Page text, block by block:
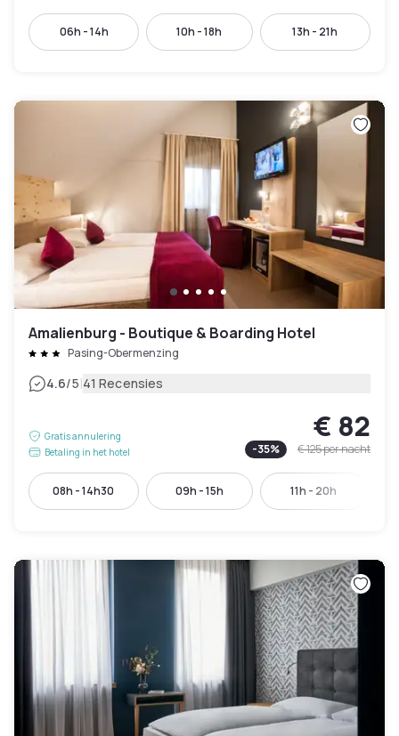
06h - 14h 10h - 18h 13h - 21h
Amalienburg - Boutique & Boarding Hotel
Pasing-Obermenzing
4.6/5|41 Recensies
Gratis annulering
Betaling in het hotel
€ 82
-35% € 125per nacht
08h - 14h30 09h - 15h 11h - 20h